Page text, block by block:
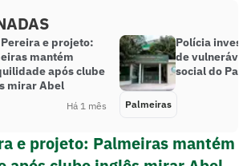
e projeto:
mantém
após clube
mirar Abel
Há 1 mês
Polícia
de vulnerável
social do
Palmeiras
e projeto: Palmeiras mantém